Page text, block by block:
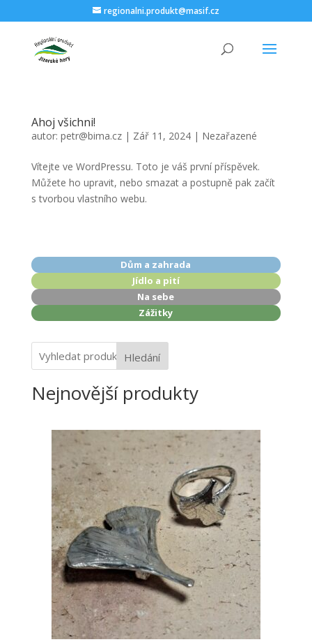
regionalni.produkt@masif.cz
Ahoj všichni!
autor: petr@bima.cz| Zář 11, 2024| Nezařazené
Vítejte ve WordPressu. Toto je váš první příspěvek.
Můžete ho upravit, nebo smazat a postupně pak začít
s tvorbou vlastního webu.
Dům a zahrada
Jídlo a pití
Na sebe
Zážitky
Hledání
Nejnovější produkty